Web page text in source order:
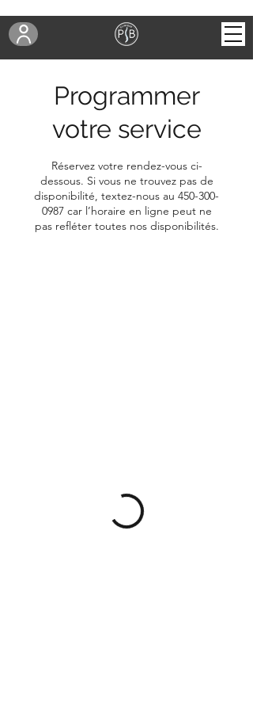
Programmer
votre service
Réservez votre rendez-vous ci-
dessous. Si vous ne trouvez pas de
disponibilité, textez-nous au 450-300-
0987 car l’horaire en ligne peut ne
pas refléter toutes nos disponibilités.